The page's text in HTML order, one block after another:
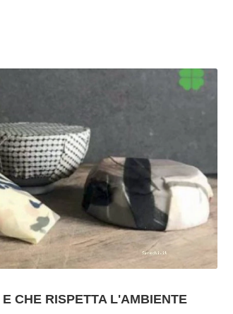
CHE RISPETTA L'AMBIENTE